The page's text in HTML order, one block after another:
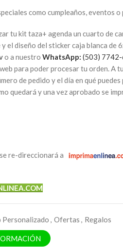
como cumpleaños, eventos o
tu kit taza+ agenda un cuarto de
el diseño del sticker caja blanca de
o a nuestro WhatsApp: (503)
para poder procesar tu orden. A
de pedido y el día en qué
quedará y una vez aprobado se
re-direccionará a
Personalizado , Ofertas , Regalos